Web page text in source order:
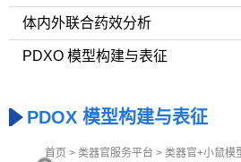
体内外联合药效分析
PDXO 模型构建与表征
PDOX 模型构建与表征
首页 > 类器官服务平台 > 类器官+小鼠模